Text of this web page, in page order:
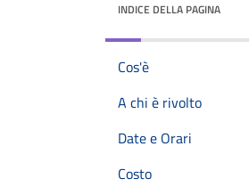
INDICE DELLA PAGINA
Cos'è
A chi è rivolto
Date e Orari
Costo